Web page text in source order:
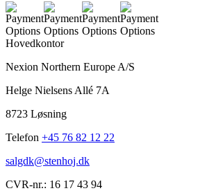
Hovedkontor
Nexion Northern Europe A/S
Helge Nielsens Allé 7A
8723 Løsning
Telefon +45 76 82 12 22
salgdk@stenhoj.dk
CVR-nr.: 16 17 43 94